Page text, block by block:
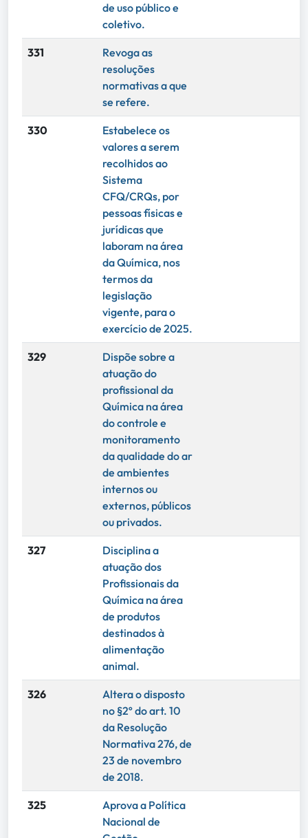
de uso público e
coletivo.
331
Revoga as
resoluções
normativas a que
se refere.
330
Estabelece os
valores a serem
recolhidos ao
Sistema
CFQ/CRQs, por
pessoas físicas e
jurídicas que
laboram na área
da Química, nos
termos da
legislação
vigente, para o
exercício de 2025.
329
Dispõe sobre a
atuação do
profissional da
Química na área
do controle e
monitoramento
da qualidade do ar
de ambientes
internos ou
externos, públicos
ou privados.
327
Disciplina a
atuação dos
Profissionais da
Química na área
de produtos
destinados à
alimentação
animal.
326
Altera o disposto
no §2º do art. 10
da Resolução
Normativa 276, de
23 de novembro
de 2018.
325
Aprova a Política
Nacional de